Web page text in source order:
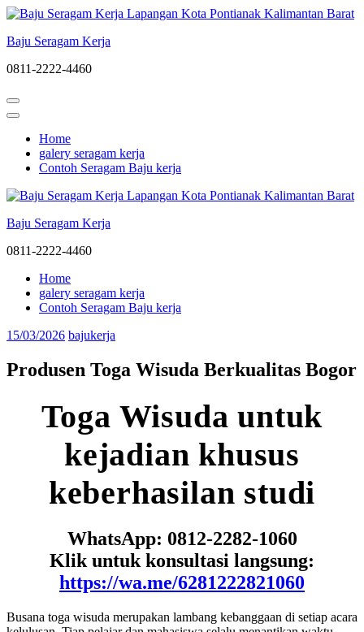
Lompat
konten
Enter)
Baju Seragam Kerja
0811-2222-4460
Home
galery seragam kerja
Contoh Seragam Baju kerja
Baju Seragam Kerja
0811-2222-4460
Home
galery seragam kerja
Contoh Seragam Baju kerja
15/03/2026 bajukerja
Produsen Toga Wisuda Berkualitas Bogor
Toga Wisudauntuk
kejadian khusus
keberhasilan studi
WhatsApp: 0812-2282-1060
Klik untuk konsultasi langsung:
https://wa.me/6281222821060
Busana toga wisuda merupakan lambang kebanggaan di setiap acara